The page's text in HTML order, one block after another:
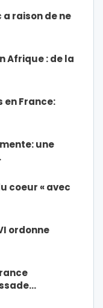
a raison de ne
Afrique : de la
en France:
une
coeur « avec
ordonne